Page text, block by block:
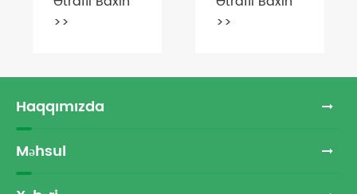
Haqqımızda
Məhsul